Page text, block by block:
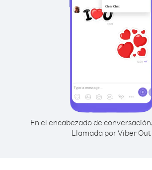
En el encabezado de
Llamada por Viber Out